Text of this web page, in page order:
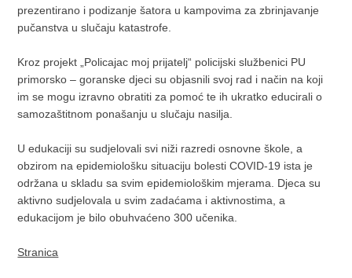
prezentirano i podizanje šatora u kampovima za zbrinjavanje
pučanstva u slučaju katastrofe.
Kroz projekt „Policajac moj prijatelj“ policijski službenici PU
primorsko – goranske djeci su objasnili svoj rad i način na koji
im se mogu izravno obratiti za pomoć te ih ukratko educirali o
samozaštitnom ponašanju u slučaju nasilja.
U edukaciji su sudjelovali svi niži razredi osnovne škole, a
obzirom na epidemiološku situaciju bolesti COVID-19 ista je
održana u skladu sa svim epidemiološkim mjerama. Djeca su
aktivno sudjelovala u svim zadaćama i aktivnostima, a
edukacijom je bilo obuhvaćeno 300 učenika.
Stranica